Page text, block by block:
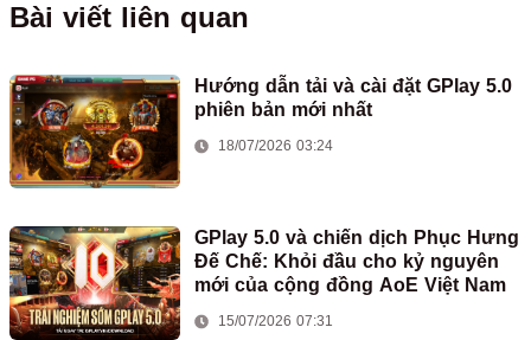
Bài viết liên quan
Hướng dẫn tải và cài đặt GPlay 5.0
phiên bản mới nhất
18/07/2026 03:24
GPlay 5.0 và chiến dịch Phục Hưng
Đế Chế: Khỏi đầu cho kỷ nguyên
mới của cộng đồng AoE Việt Nam
15/07/2026 07:31